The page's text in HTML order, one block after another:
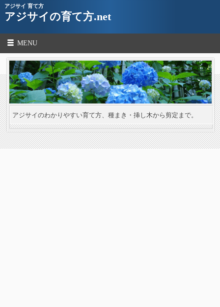
アジサイ 育て方
アジサイの育て方.net
MENU
アジサイのわかりやすい育て方、種まき・挿し木から剪定まで。